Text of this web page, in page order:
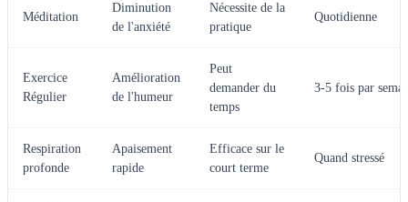
Méditation
Diminution
de l'anxiété
Nécessite de la
pratique
Quotidienne
Exercice
Régulier
Amélioration
de l'humeur
Peut
demander du
temps
3-5 fois par
Respiration
profonde
Apaisement
rapide
Efficace sur le
court terme
Quand stressé